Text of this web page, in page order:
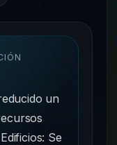
un
Se